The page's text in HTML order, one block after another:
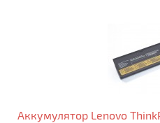
Аккумулятор Lenovo